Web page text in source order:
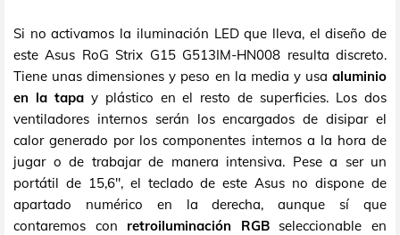
Si no activamos la iluminación LED que lleva, el diseño de
este Asus RoG Strix G15 G513IM-HN008 resulta discreto.
Tiene unas dimensiones y peso en la media y usa aluminio
en la tapay plástico en el resto de superficies. Los dos
ventiladores internos serán los encargados de disipar el
calor generado por los componentes internos a la hora de
jugar o de trabajar de manera intensiva. Pese a ser un
portátil de 15,6", el teclado de este Asus no dispone de
apartado numérico en la derecha, aunque sí que
contaremos con retroiluminación RGBseleccionable en